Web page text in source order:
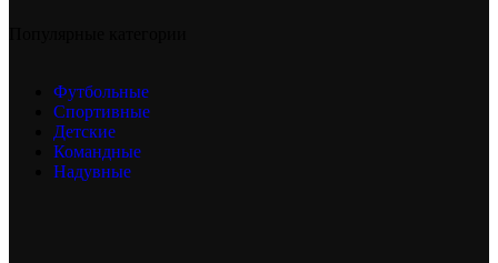
Футбольные
Спортивные
Детские
Командные
Надувные